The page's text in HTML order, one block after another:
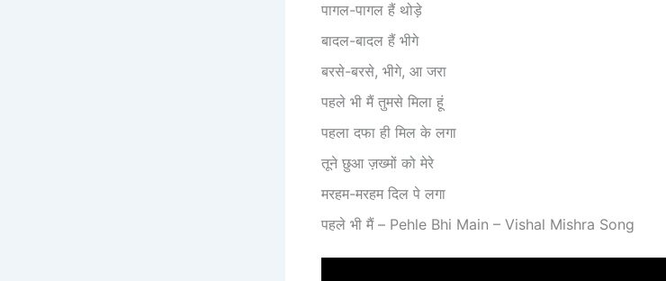
पागल-पागल हैं थोड़े
बादल-बादल हैं भीगे
बरसे-बरसे, भीगे, आ जरा
पहले भी मैं तुमसे मिला हूं
पहला दफा ही मिल के लगा
तूने छुआ ज़ख्मों को मेरे
मरहम-मरहम दिल पे लगा
पहले भी मैं – Pehle Bhi Main – Vishal Mishra Song